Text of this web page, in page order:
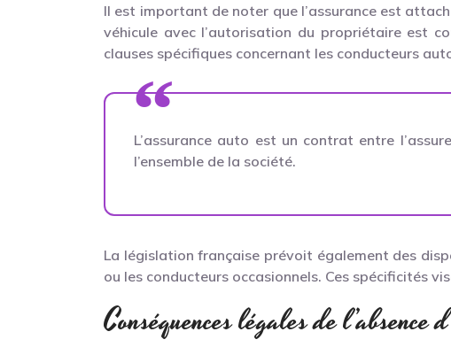
Il est important de noter que l’assurance est
véhicule avec l’autorisation du propriétaire est
clauses spécifiques concernant les conducteurs
L’assurance auto est un contrat entre
l’ensemble de la société.
La législation française prévoit également des
ou les conducteurs occasionnels. Ces spécificités
Conséquences légales de l’absence